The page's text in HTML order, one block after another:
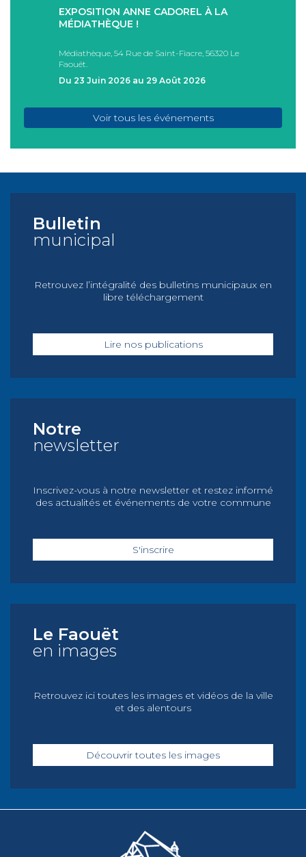
EXPOSITION ANNE CADOREL À LA
MÉDIATHÈQUE !
Médiathèque, 54 Rue de Saint-Fiacre, 56320 Le
Faouët.
Du 23 Juin 2026 au 29 Août 2026
Voir tous les événements
Bulletin
municipal
Retrouvez l’intégralité des bulletins municipaux en
libre téléchargement
Lire nos publications
Notre
newsletter
Inscrivez-vous à notre newsletter et restez informé
des actualités et événements de votre commune
S'inscrire
Le Faouët
en images
Retrouvez ici toutes les images et vidéos de la ville
et des alentours
Découvrir toutes les images